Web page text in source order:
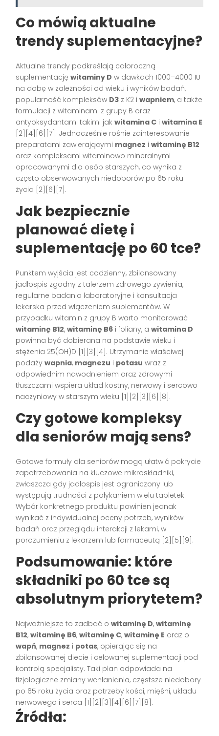
Co mówią aktualne
trendy suplementacyjne?
Aktualne trendy podkreślają całoroczną
suplementacjęwitaminy D w dawkach 1000–4000 IU
na dobę w zależności od wieku i wyników badań,
popularność kompleksów D3 z K2 iwapniem, a także
formulacji z witaminami z grupy B oraz
antyoksydantami takimi jakwitamina C iwitamina E
[2][4][6][7]. Jednocześnie rośnie zainteresowanie
preparatami zawierającymi magnez iwitaminę B12
oraz kompleksami witaminowo mineralnymi
opracowanymi dla osób starszych, co wynika z
często obserwowanych niedoborów po 65 roku
życia [2][6][7].
Jak bezpiecznie
planować dietę i
suplementację po 60 tce?
Punktem wyjścia jest codzienny, zbilansowany
jadłospis zgodny z talerzem zdrowego żywienia,
regularne badania laboratoryjne i konsultacja
lekarska przed włączeniem suplementów. W
przypadku witamin z grupy B warto monitorować
witaminę B12,witaminę B6 i foliany, awitamina D
powinna być dobierana na podstawie wieku i
stężenia 25(OH)D [1][3][4]. Utrzymanie właściwej
podażywapnia, magnezu i potasu wraz z
odpowiednim nawodnieniem oraz zdrowymi
tłuszczami wspiera układ kostny, nerwowy i sercowo
naczyniowy w starszym wieku [1][2][3][6][8].
Czy gotowe kompleksy
dla seniorów mają sens?
Gotowe formuły dla seniorów mogą ułatwić pokrycie
zapotrzebowania na kluczowe mikroskładniki,
zwłaszcza gdy jadłospis jest ograniczony lub
występują trudności z połykaniem wielu tabletek.
Wybór konkretnego produktu powinien jednak
wynikać z indywidualnej oceny potrzeb, wyników
badań oraz przeglądu interakcji z lekami, w
porozumieniu z lekarzem lub farmaceutą [2][5][9].
Podsumowanie: które
składniki po 60 tce są
absolutnym priorytetem?
Najważniejsze to zadbać owitaminę D,witaminę
B12,witaminę B6,witaminę C,witaminę E oraz o
wapń, magnez i potas, opierając się na
zbilansowanej diecie i celowanej suplementacji pod
kontrolą specjalisty. Taki plan odpowiada na
fizjologiczne zmiany wchłaniania, częstsze niedobory
po 65 roku życia oraz potrzeby kości, mięśni, układu
nerwowego i serca [1][2][3][4][6][7][8].
Źródła: